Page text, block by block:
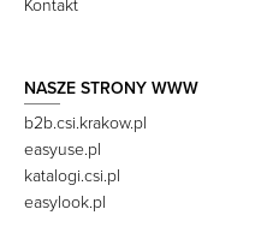
Kontakt
NASZE STRONY WWW
b2b.csi.krakow.pl
easyuse.pl
katalogi.csi.pl
easylook.pl